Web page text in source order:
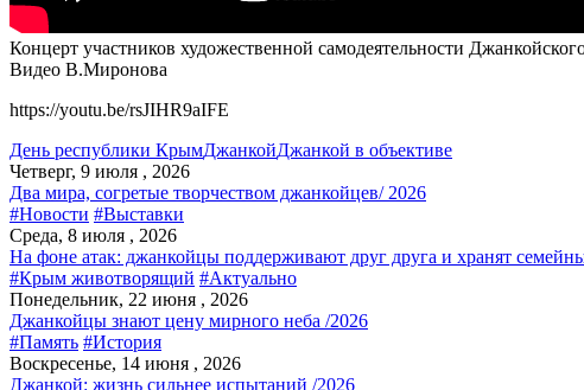
Концерт участников художественной самодеятельности
Видео В.Миронова
https://youtu.be/rsJIHR9aIFE
День республики КрымДжанкойДжанкой в объективе
Четверг, 9 июля , 2026
Два мира, согретые творчеством джанкойцев/ 2026
#Новости #Выставки
Среда, 8 июля , 2026
На фоне атак: джанкойцы поддерживают друг друга и хранят
#Крым животворящий #Актуально
Понедельник, 22 июня , 2026
Джанкойцы знают цену мирного неба /2026
#Память #История
Воскресенье, 14 июня , 2026
Джанкой: жизнь сильнее испытаний /2026